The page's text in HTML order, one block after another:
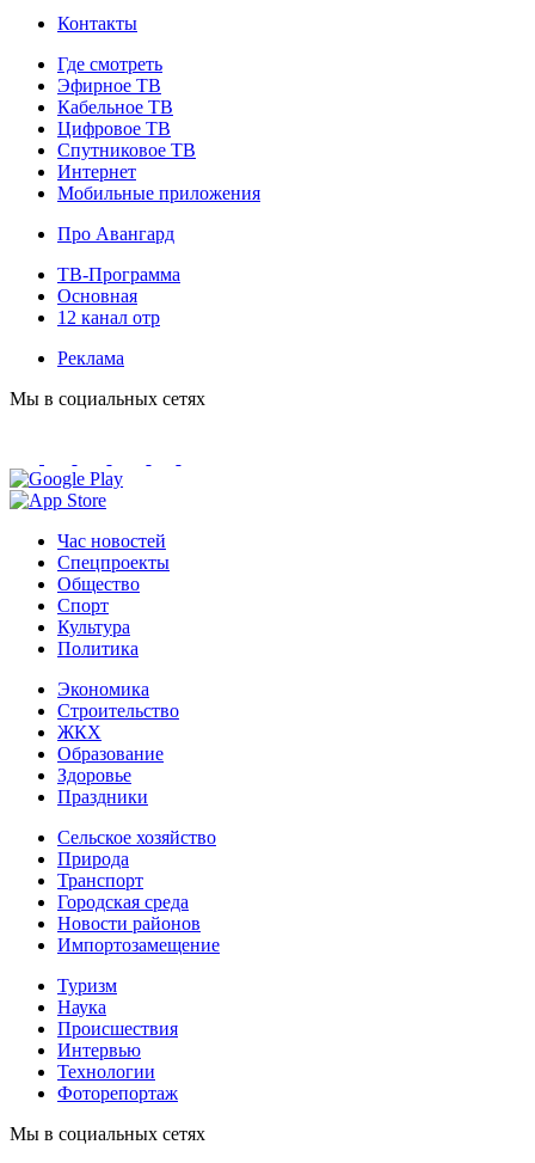
Контакты
Где смотреть
Эфирное ТВ
Кабельное ТВ
Цифровое ТВ
Спутниковое ТВ
Интернет
Мобильные приложения
Про Авангард
ТВ-Программа
Основная
12 канал отр
Реклама
Мы в социальных сетях
Час новостей
Спецпроекты
Общество
Спорт
Культура
Политика
Экономика
Строительство
ЖКХ
Образование
Здоровье
Праздники
Сельское хозяйство
Природа
Транспорт
Городская среда
Новости районов
Импортозамещение
Туризм
Наука
Происшествия
Интервью
Технологии
Фоторепортаж
Мы в социальных сетях